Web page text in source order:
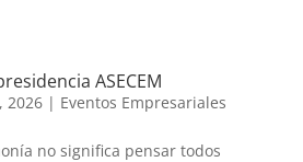
ASECEM
2026| Eventos Empresariales
no significa pensar todos